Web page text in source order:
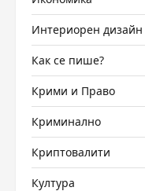
Интериорен дизайн
Как се пише?
Крими и Право
Криминално
Криптовалити
Култура